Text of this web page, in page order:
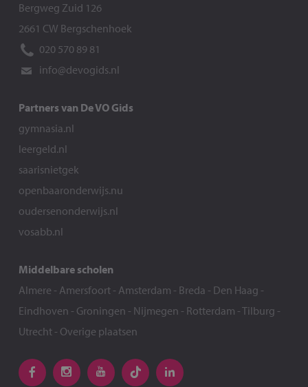
Bergweg Zuid 126
2661 CW Bergschenhoek
020 570 89 81
info@devogids.nl
Partners van De VO Gids
gymnasia.nl
leergeld.nl
saarisnietgek
openbaaronderwijs.nu
oudersenonderwijs.nl
vosabb.nl
Middelbare scholen
Almere - Amersfoort- Amsterdam - Breda - Den Haag -
Eindhoven - Groningen - Nijmegen - Rotterdam -Tilburg -
Utrecht- Overige plaatsen